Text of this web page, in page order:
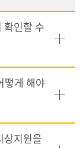
확인할 수
떻게 해야
상지원을